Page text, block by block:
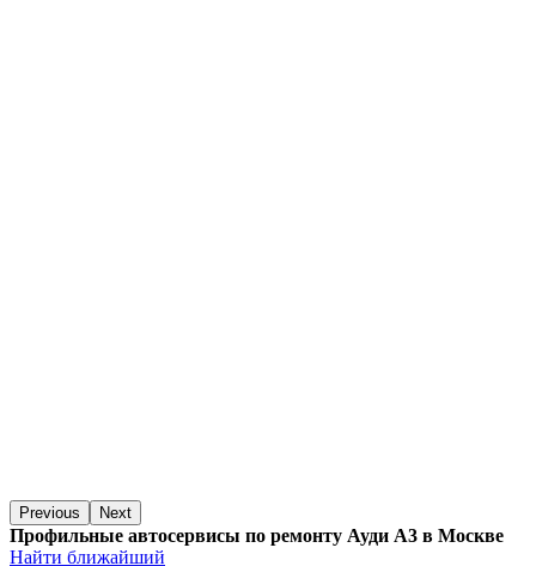
Previous Next
Профильные автосервисы по ремонту Ауди А3 в Москве
Найти ближайший